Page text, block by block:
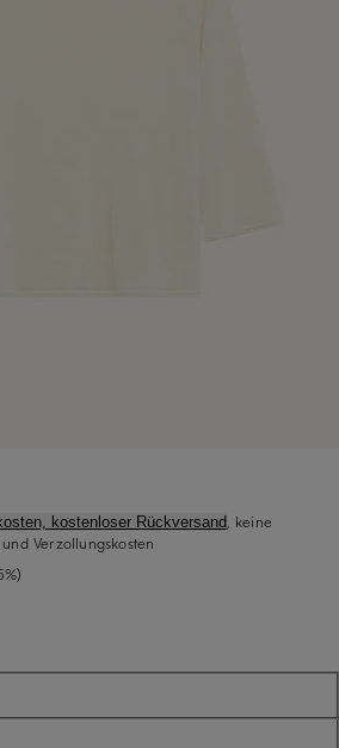
kostenloser Rückversand, keine
Verzollungskosten